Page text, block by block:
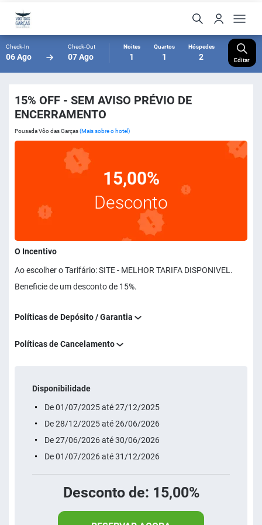
Check-In
06 Ago
Check-Out
07 Ago
Noites
1
Quartos
1
Hóspedes
2 Editar
15% OFF - SEM AVISO PRÉVIO DE
ENCERRAMENTO
Pousada Vôo das Garças(Mais sobre o hotel)
15,00%
Desconto
O Incentivo
Ao escolher o Tarifário: SITE - MELHOR TARIFA DISPONIVEL.
Beneficie de um desconto de 15%.
Políticas de Depósito / Garantia
Políticas de Cancelamento
Disponibilidade
De 01/07/2025 até 27/12/2025
De 28/12/2025 até 26/06/2026
De 27/06/2026 até 30/06/2026
De 01/07/2026 até 31/12/2026
Desconto de: 15,00%